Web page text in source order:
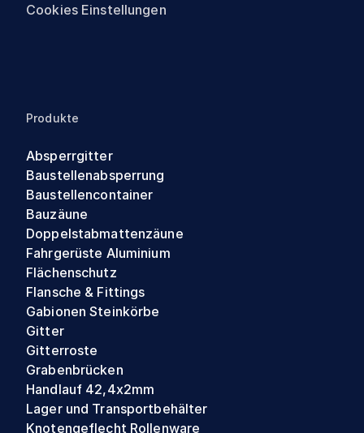
Cookies Einstellungen
Produkte
Absperrgitter
Baustellenabsperrung
Baustellencontainer
Bauzäune
Doppelstabmattenzäune
Fahrgerüste Aluminium
Flächenschutz
Flansche & Fittings
Gabionen Steinkörbe
Gitter
Gitterroste
Grabenbrücken
Handlauf 42,4x2mm
Lager und Transportbehälter
Knotengeflecht Rollenware